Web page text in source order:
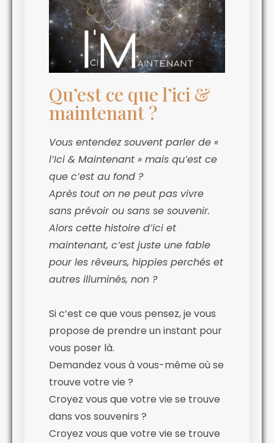
Qu’est ce que l’ici &
maintenant ?
Vous entendez souvent parler de «
l’Ici & Maintenant » mais qu’est ce
que c’est au fond ?
Après tout on ne peut pas vivre
sans prévoir ou sans se souvenir.
Alors cette histoire d’ici et
maintenant, c’est juste une fable
pour les rêveurs, hippies perchés et
autres illuminés, non ?
Si c’est ce que vous pensez, je vous
propose de prendre un instant pour
vous poser là.
Demandez vous à vous-même où se
trouve votre vie ?
Croyez vous que votre vie se trouve
dans vos souvenirs ?
Croyez vous que votre vie se trouve